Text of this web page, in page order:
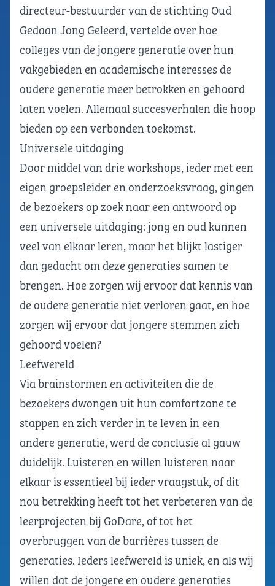
directeur-bestuurder van de stichting Oud
Gedaan Jong Geleerd, vertelde over hoe
colleges van de jongere generatie over hun
vakgebieden en academische interesses de
oudere generatie meer betrokken en gehoord
laten voelen. Allemaal succesverhalen die hoop
bieden op een verbonden toekomst.
Universele uitdaging
Door middel van drie workshops, ieder met een
eigen groepsleider en onderzoeksvraag, gingen
de bezoekers op zoek naar een antwoord op
een universele uitdaging: jong en oud kunnen
veel van elkaar leren, maar het blijkt lastiger
dan gedacht om deze generaties samen te
brengen. Hoe zorgen wij ervoor dat kennis van
de oudere generatie niet verloren gaat, en hoe
zorgen wij ervoor dat jongere stemmen zich
gehoord voelen?
Leefwereld
Via brainstormen en activiteiten die de
bezoekers dwongen uit hun comfortzone te
stappen en zich verder in te leven in een
andere generatie, werd de conclusie al gauw
duidelijk. Luisteren en willen luisteren naar
elkaar is essentieel bij ieder vraagstuk, of dit
nou betrekking heeft tot het verbeteren van de
leerprojecten bij GoDare, of tot het
overbruggen van de barrières tussen de
generaties. Ieders leefwereld is uniek, en als wij
willen dat de jongere en oudere generaties